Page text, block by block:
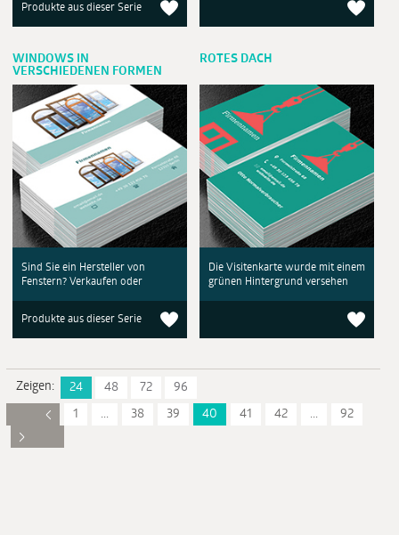
Produkte aus dieser Serie
WINDOWS IN
VERSCHIEDENEN FORMEN
Sind Sie ein Hersteller von
Fenstern? Verkaufen oder
Produkte aus dieser Serie
ROTES DACH
Die Visitenkarte wurde mit einem
grünen Hintergrund versehen
Zeigen: 24 48 72
96
1
... 38 39 40 41 42 ... 92